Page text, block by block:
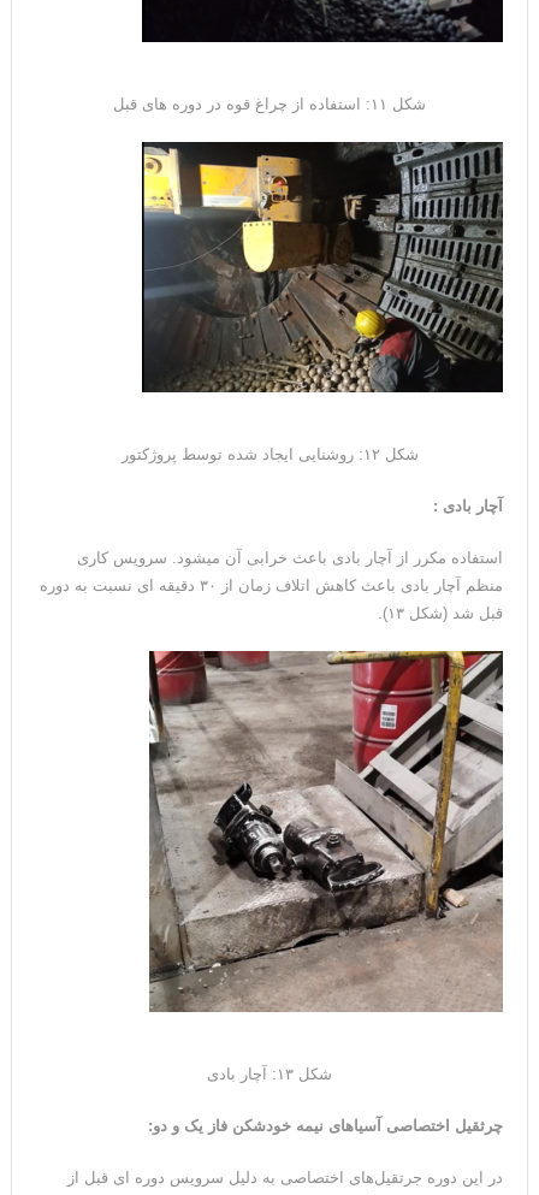
شکل ۱۱: استفاده از چراغ قوه در دوره های قبل
شکل ۱۲: روشنایی ایجاد شده توسط پروژکتور
آچار بادی :
استفاده مکرر از آچار بادی باعث خرابی آن میشود. سرویس کاری
منظم آچار بادی باعث کاهش اتلاف زمان از ۳۰ دقیقه ای نسبت به دوره
قبل شد (شکل ۱۳).
شکل ۱۳: آچار بادی
چرثقیل اختصاصی آسیاهای نیمه خودشکن فاز یک و دو:
در این دوره جرتقیل‌های اختصاصی به دلیل سرویس دوره ای قبل از